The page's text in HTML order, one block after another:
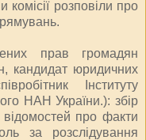
розповіли про
прав громадян
кандидат юридичних
Інституту
НАН України.): збір
про факти
за розслідування